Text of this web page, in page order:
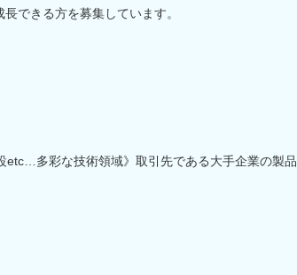
できる方を募集しています。
etc…多彩な技術領域》取引先である大手企業の製品